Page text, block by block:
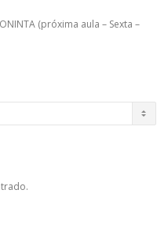
(próxima aula – Sexta –